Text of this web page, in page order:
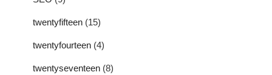
twentyfifteen (15)
twentyfourteen (4)
twentyseventeen (8)